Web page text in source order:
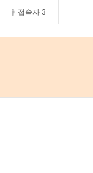
접속자 3